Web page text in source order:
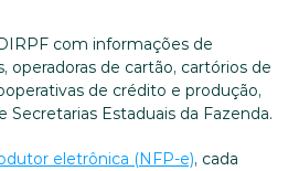
com informações de
operadoras de cartão, cartórios de
de crédito e produção,
eletrônica (NFP-e), cada